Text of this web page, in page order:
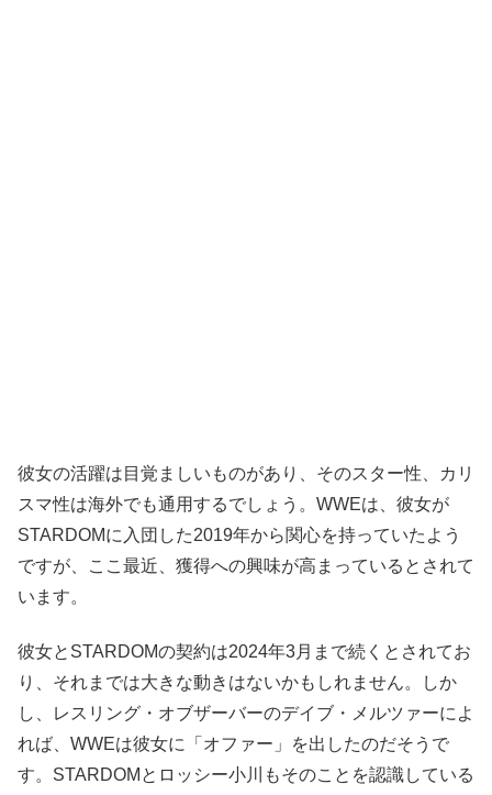
彼女の活躍は目覚ましいものがあり、そのスター性、カリ
スマ性は海外でも通用するでしょう。WWEは、彼女が
STARDOMに入団した2019年から関心を持っていたよう
ですが、ここ最近、獲得への興味が高まっているとされて
います。
彼女とSTARDOMの契約は2024年3月まで続くとされてお
り、それまでは大きな動きはないかもしれません。しか
し、レスリング・オブザーバーのデイブ・メルツァーによ
れば、WWEは彼女に「オファー」を出したのだそうで
す。STARDOMとロッシー小川もそのことを認識している